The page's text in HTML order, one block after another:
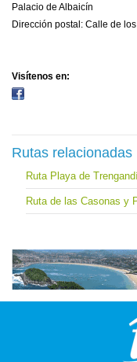
Palacio de Albaicín
Dirección postal: Calle de
Visítenos en:
Rutas relacionadas
Ruta Playa de
Ruta de las Casonas y